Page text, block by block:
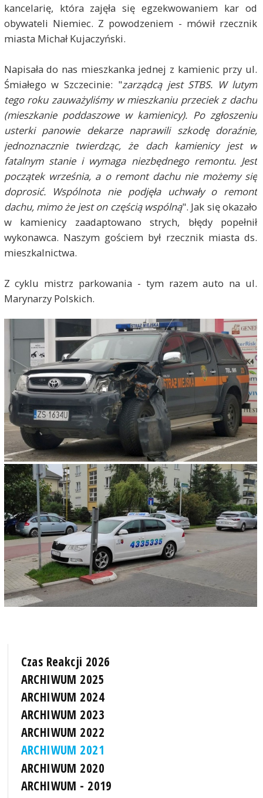
kancelarię, która zajęła się egzekwowaniem kar od
obywateli Niemiec. Z powodzeniem - mówił rzecznik
miasta Michał Kujaczyński.
Napisała do nas mieszkanka jednej z kamienic przy ul.
Śmiałego w Szczecinie: "zarządcą jest STBS. W lutym
tego roku zauważyliśmy w mieszkaniu przeciek z dachu
(mieszkanie poddaszowe w kamienicy). Po zgłoszeniu
usterki panowie dekarze naprawili szkodę doraźnie,
jednoznacznie twierdząc, że dach kamienicy jest w
fatalnym stanie i wymaga niezbędnego remontu. Jest
początek września, a o remont dachu nie możemy się
doprosić. Wspólnota nie podjęła uchwały o remont
dachu, mimo że jest on częścią wspólną". Jak się okazało
w kamienicy zaadaptowano strych, błędy popełnił
wykonawca. Naszym gościem był rzecznik miasta ds.
mieszkalnictwa.
Z cyklu mistrz parkowania - tym razem auto na ul.
Marynarzy Polskich.
Czas Reakcji 2026
ARCHIWUM 2025
ARCHIWUM 2024
ARCHIWUM 2023
ARCHIWUM 2022
ARCHIWUM 2021
ARCHIWUM 2020
ARCHIWUM - 2019